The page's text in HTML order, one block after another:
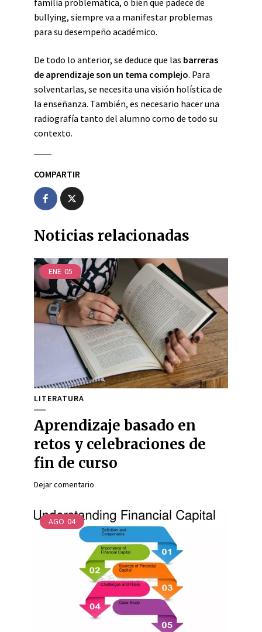
familia problemática, o bien que padece de
bullying, siempre va a manifestar problemas
para su desempeño académico.
De todo lo anterior, se deduce que las barreras
de aprendizaje son un tema complejo. Para
solventarlas, se necesita una visión holística de
la enseñanza. También, es necesario hacer una
radiografía tanto del alumno como de todo su
contexto.
COMPARTIR
Noticias relacionadas
ENE 05
LITERATURA
Aprendizaje basado en
retos y celebraciones de
fin de curso
Dejar comentario
AGO 04